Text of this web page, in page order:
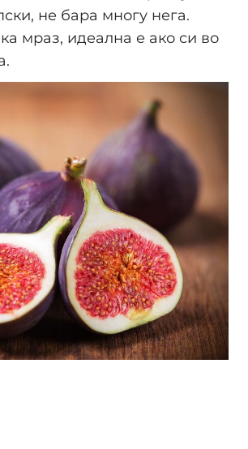
не бара многу нега.
мраз, идеална е ако си во